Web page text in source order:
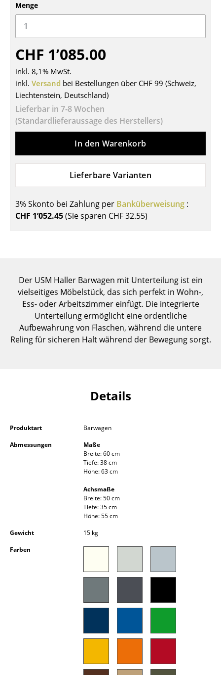
Tische
Beistelltische
Couchtische
Schreibtische
Sekretäre & PC-Tische
Konferenztische
Stehtische & Stehpulte
Gartentische
Servierwagen
Aufbewahren
Regale & Schränke
Bücherregale
Wandregale
Beistell- & Rollcontainer
Barmöbel
Garderoben
Kleinaufbewahrung
... alle Aufbewahrungsmöbel
Hängeleuchten & Deckenleuchten
Stehleuchten & Leseleuchten
Outdoor-Leuchten
Menge
CHF 1’085.00
inkl. 8,1% MwSt.
inkl. Versand bei Bestellungen über CHF 99 (Schweiz,
Liechtenstein, Deutschland)
Lieferbar in 7-8 Wochen
(Standardlieferaussage des Herstellers)
In den Warenkorb
Lieferbare Varianten
3% Skonto bei Zahlung per Banküberweisung :
CHF 1’052.45(Sie sparen CHF 32.55)
Der USM Haller Barwagen mit Unterteilung ist ein
vielseitiges Möbelstück, das sich perfekt in Wohn-,
Ess- oder Arbeitszimmer einfügt. Die integrierte
Unterteilung ermöglicht eine ordentliche
Aufbewahrung von Flaschen, während die untere
Reling für sicheren Halt während der Bewegung sorgt.
Details
Produktart
Barwagen
Abmessungen
Maße
Breite: 60 cm
Tiefe: 38 cm
Höhe: 63 cm
Achsmaße
Breite: 50 cm
Tiefe: 35 cm
Höhe: 55 cm
Gewicht
15 kg
Farben